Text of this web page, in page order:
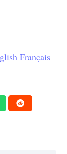
Français